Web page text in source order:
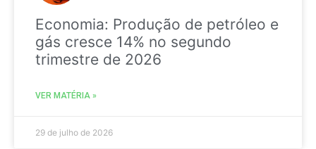
Economia: Produção de petróleo e
gás cresce 14% no segundo
trimestre de 2026
VER MATÉRIA »
29 de julho de 2026